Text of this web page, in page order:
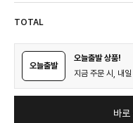
TOTAL
오늘출발
오늘출발 상품!
지금 주문 시, 내
바로